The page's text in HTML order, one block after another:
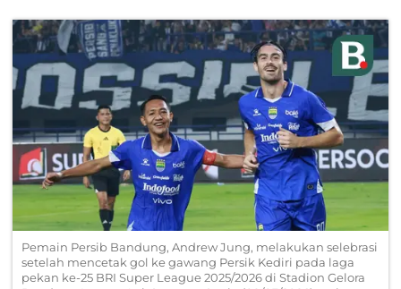
Pemain Persib Bandung, Andrew Jung, melakukan selebrasi
setelah mencetak gol ke gawang Persik Kediri pada laga
pekan ke-25 BRI Super League 2025/2026 di Stadion Gelora